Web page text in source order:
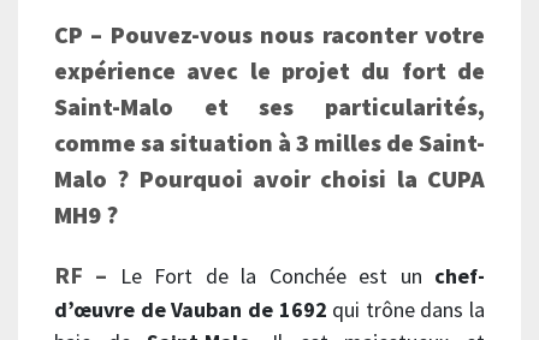
CP – Pouvez-vous nous raconter votre
expérience avec le projet du fort de
Saint-Malo et ses particularités,
comme sa situation à 3 milles de Saint-
Malo ? Pourquoi avoir choisi la CUPA
MH9 ?
RF – Le Fort de la Conchée est un chef-
d’œuvre de Vauban de 1692 qui trône dans la